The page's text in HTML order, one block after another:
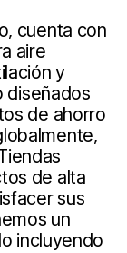
cuenta con
aire
y
diseñados
de ahorro
de alta
sus
un
incluyendo